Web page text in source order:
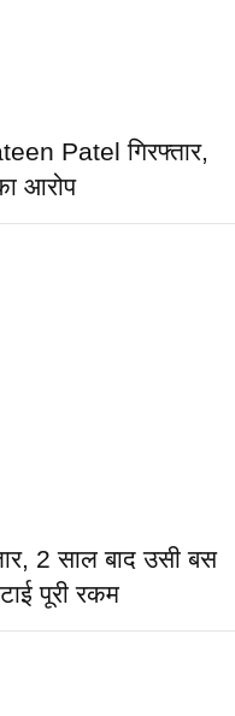
Patel गिरफ्तार,
आरोप
2 साल बाद उसी बस
पूरी रकम